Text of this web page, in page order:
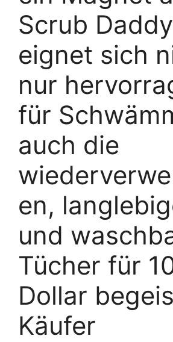
Scrub Daddy
eignet sich
nur
für
auch die
en,
und
Tücher für
Dollar
Käufer